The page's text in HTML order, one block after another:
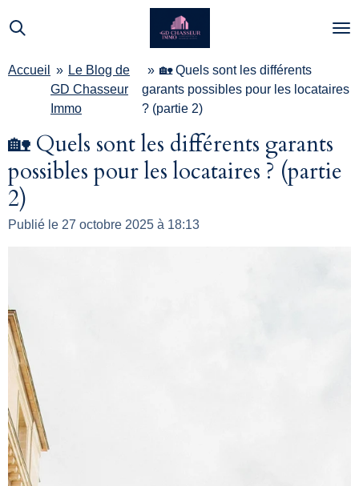
Passer
au
principal
Accueil » Le Blog de
GD Chasseur
Immo
» 🏡 Quels sont les différents
garants possibles pour les locataires
? (partie 2)
🏡 Quels sont les différents garants
possibles pour les locataires ? (partie
2)
Publié le 27 octobre 2025 à 18:13